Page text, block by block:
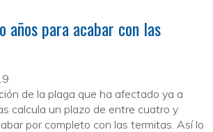
años para acabar con las
de la plaga que ha afectado ya a
calcula un plazo de entre cuatro y
por completo con las termitas. Así lo